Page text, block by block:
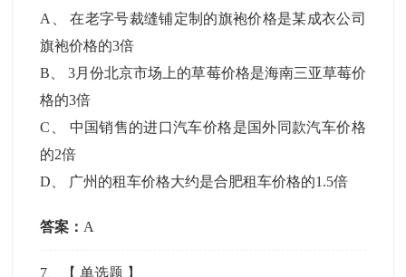
A
、在老字号裁缝铺定制的旗袍价格是某成衣公司
旗袍价格的3倍
B 、3月份北京市场上的草莓价格是海南三亚草莓价
格的3倍
C
中国销售的进口汽车价格是国外同款汽车价格
的2倍
D
广州的租车价格大约是合肥租车价格的1.5倍
答案： A
7 、【单选题 】